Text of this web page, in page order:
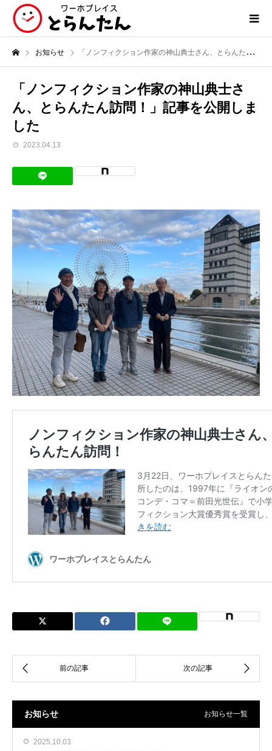
お知らせ 「ノンフィクション作家の神山典士さん、とらんたん訪問！」記事を公開しました
「ノンフィクション作家の神山典士さ
ん、とらんたん訪問！」記事を公開しま
した
2023.04.13
お知らせ お知らせ一覧
2025.10.03